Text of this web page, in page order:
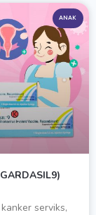
ANAK
serviks,